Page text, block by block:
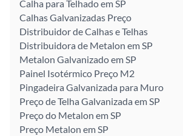
Calha para Telhado em SP
Calhas Galvanizadas Preço
Distribuidor de Calhas e Telhas
Distribuidora de Metalon em SP
Metalon Galvanizado em SP
Painel Isotérmico Preço M2
Pingadeira Galvanizada para Muro
Preço de Telha Galvanizada em SP
Preço do Metalon em SP
Preço Metalon em SP